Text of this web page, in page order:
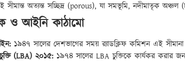
সীমান্ত অত্যন্ত সচ্ছিদ্র (porous), যা সমভূমি, নদীমাতৃক
ও আইনি কাঠামো
১৯৪৭ সালের দেশভাগের সময় র‍্যাডক্লিফ কমিশন এই সীমানা
চুক্তি (LBA) ২০১৫: ১৯৭৪ সালের LBA চুক্তিকে কার্যকর করার